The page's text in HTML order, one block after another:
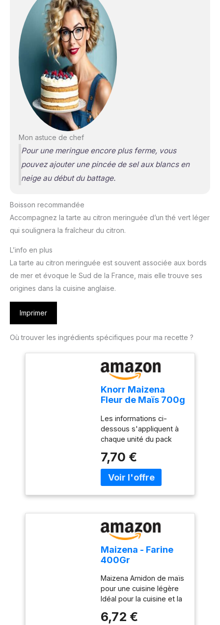
Mon astuce de chef
Pour une meringue encore plus ferme, vous
pouvez ajouter une pincée de sel aux blancs en
neige au début du battage.
Boisson recommandée
Accompagnez la tarte au citron meringuée d’un thé vert léger
qui soulignera la fraîcheur du citron.
L’info en plus
La tarte au citron meringuée est souvent associée aux bords
de mer et évoque le Sud de la France, mais elle trouve ses
origines dans la cuisine anglaise.
Imprimer
Où trouver les ingrédients spécifiques pour ma recette ?
Knorr Maizena
Fleur de Maïs 700g
Les informations ci-
dessous s'appliquent à
chaque unité du pack
moelleux à vos desserts
: gâteaux, génoise,
crêpes, crèmes
et vos potages avec
finesse Neutre en goût
Sans Gluten
7,70 €
Maizena - Farine
400Gr
Maizena Amidon de maïs
pour une cuisine légère
Idéal pour la cuisine et la
6,72 €